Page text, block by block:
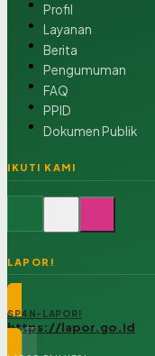
Profil
Layanan
Berita
Pengumuman
FAQ
PPID
Dokumen Publik
IKUTI KAMI
LAPOR!
SP4N-LAPOR!
https://lapor.go.id